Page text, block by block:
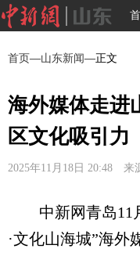
首页—山东新闻—正文
海外媒体走进
区文化吸引力
2025年11月18日 20:48 来
中新网青岛11月
·文化山海城”海外